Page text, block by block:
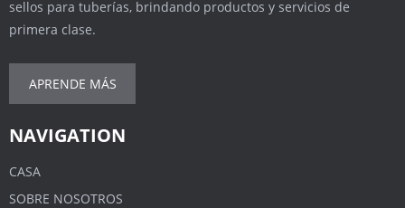
sellos para tuberías, brindando productos y servicios de
primera clase.
APRENDE MÁS
NAVIGATION
CASA
SOBRE NOSOTROS